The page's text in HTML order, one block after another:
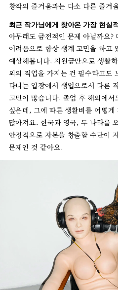
창작의 즐거움과는 다소 다른 즐거
최근 작가님에게 찾아온 가장 현실
아무래도 금전적인 문제 아닐까요?
어려움으로 항상 생계 고민을 하고
예상해봅니다. 지원금만으로 생활
외의 직업을 가지는 건 필수라고도
다니는 입장에서 생업으로서 다른
고민이 많습니다. 졸업 후 해외에서
싶은데, 그에 따른 생활비를 어떻게
많아져요. 한국과 영국,두 나라를
안정적으로 자본을 창출할 수단이
문제인 것 같아요.